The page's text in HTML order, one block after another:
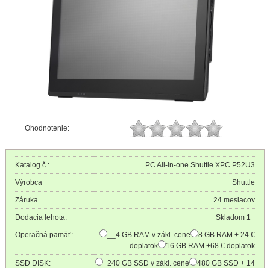
Ohodnotenie:
Katalog.č.: PC All-in-one Shuttle XPC P52U3
Výrobca Shuttle
Záruka 24 mesiacov
Dodacia lehota: Skladom 1+
Operačná pamäť: __4 GB RAM v zákl. cene
8 GB RAM + 24 €
doplatok
16 GB RAM +68 € doplatok
SSD DISK: _240 GB SSD v zákl. cene
480 GB SSD + 14